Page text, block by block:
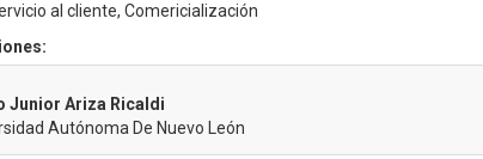
al cliente, Comericialización
Junior Ariza Ricaldi
Autónoma De Nuevo León